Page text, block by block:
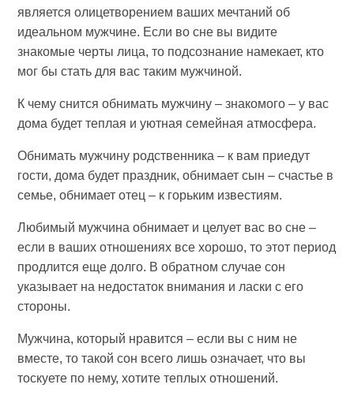
является олицетворением ваших мечтаний об
идеальном мужчине. Если во сне вы видите
знакомые черты лица, то подсознание намекает, кто
мог бы стать для вас таким мужчиной.
К чему снится обнимать мужчину – знакомого – у вас
дома будет теплая и уютная семейная атмосфера.
Обнимать мужчину родственника – к вам приедут
гости, дома будет праздник, обнимает сын – счастье в
семье, обнимает отец – к горьким известиям.
Любимый мужчина обнимает и целует вас во сне –
если в ваших отношениях все хорошо, то этот период
продлится еще долго. В обратном случае сон
указывает на недостаток внимания и ласки с его
стороны.
Мужчина, который нравится – если вы с ним не
вместе, то такой сон всего лишь означает, что вы
тоскуете по нему, хотите теплых отношений.